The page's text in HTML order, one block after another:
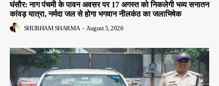
घंसौर: नाग पंचमी के पावन अवसर पर 17 अगस्त को निकलेगी भव्य सनातन
कांवड़ यात्रा, नर्मदा जल से होगा भगवान नीलकंठ का जलाभिषेक
SHUBHAM SHARMA - August 5, 2026